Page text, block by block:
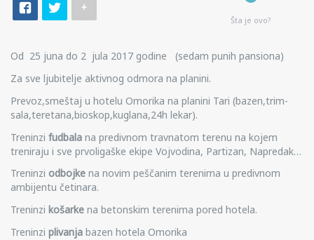
+
Šta je ovo?
Od 25 juna do 2 jula 2017 godine (sedam punih pansiona)
Za sve ljubitelje aktivnog odmora na planini.
Prevoz,smeštaj u hotelu Omorika na planini Tari (bazen,trim-
sala,teretana,bioskop,kuglana,24h lekar).
Treninzi fudbala na predivnom travnatom terenu na kojem
treniraju i sve prvoligaške ekipe Vojvodina, Partizan, Napredak…
Treninzi odbojke na novim peščanim terenima u predivnom
ambijentu četinara.
Treninzi košarke na betonskim terenima pored hotela.
Treninzi plivanja bazen hotela Omorika